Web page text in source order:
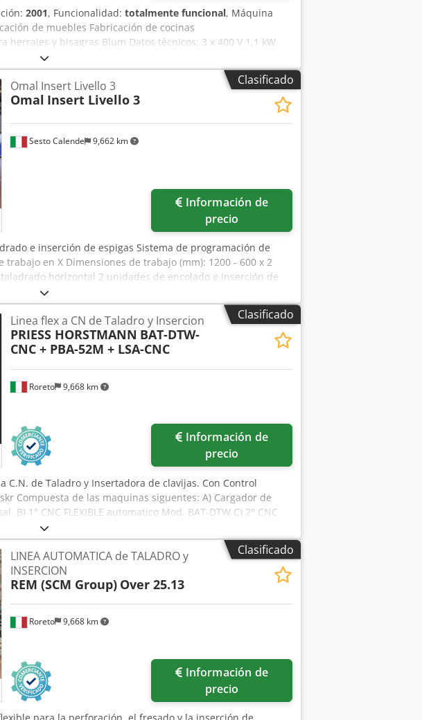
2001, Funcionalidad: totalmente funcional, Máquina
de muebles Fabricación de cocinas
y bisagras Blum Datos técnicos: 3 x 400 V 1,1 kW
proviene del cierre de un taller. Alcance del suministro:
en las imágenes Manual de instrucciones
prueba previa, previo acuerdo.
Clasificado
Sesto Calende 9,662 km
Omal Insert Livello 3
Omal Insert Livello 3
precio
e inserción de espigas Sistema de programación de
en X Dimensiones de trabajo (mm): 1200 - 600 x 2
horizontal 2 unidades de encolado e inserción de
5 husillos 1 cabezal de taladrado vertical con 5 husillos 1
de 8 litros Profundidad máxima del agujero con espiga:
45 mm Dosificación electrónica de cola controlada por
el almacenamiento de espigas Dimensiones de la
Saliente máximo de la espiga: 15 mm Sistema de encolado
Clasificado
Roreto 9,668 km
Linea flex a CN de Taladro y Insercion
PRIESS HORSTMANN BAT-DTW-
CNC + PBA-52M + LSA-CNC
precio
C.N. de Taladro y Insertadora de clavijas. Con Control
Compuesta de las maquinas siguentes: A) Cargador de
1° CNC FLEXIBLE automatico Mod. BAT-DTW C) 2° CNC
FLEXIBLE automatico Mod. BAT-DTW E) 4° CNC FLEXIBLE
encolar e insertar F) TRANSFERENCIA DE CONEXIÓN G)
CNC H) Dispositivo de alimentación y rotación ZWA-1-
Mod. KP-3- CNC L) TRANSFERENCIA DE LÍNEA DE
Clasificado
Roreto 9,668 km
LINEA AUTOMATICA de TALADRO y
INSERCION
REM (SCM Group) Over 25.13
precio
flexible para la perforación, el fresado y la inserción de